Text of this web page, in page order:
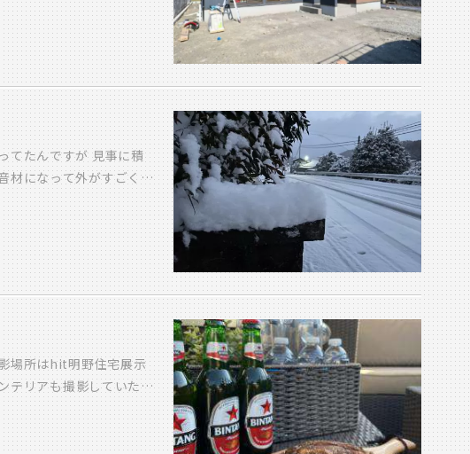
まで開催中です。 住ま
てたんですが 見事に積
材になって外がすごく
に好きです ・・・ 好き
われるのですが そのモ
国の多くでは断熱性能の
密接な関係があるからで
ばならず 寒い家ではそ
健康リスクを負うこと
大事なんです。 ぶっちゃ
提供している立場として
いものです。 さて こち
に光ってます！ っての
ので アイビックの断熱
分も気密テープで しっ
場所はhit明野住宅展示
リアも撮影していただ
レビは４ch TOSテレビ
してください！！ 若林